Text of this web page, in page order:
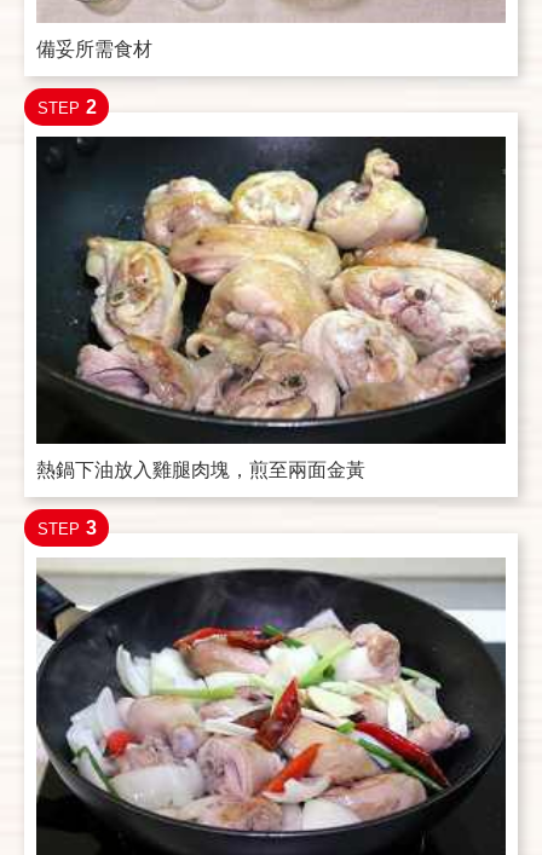
備妥所需食材
STEP 2
熱鍋下油放入雞腿肉塊，煎至兩面金黃
STEP 3